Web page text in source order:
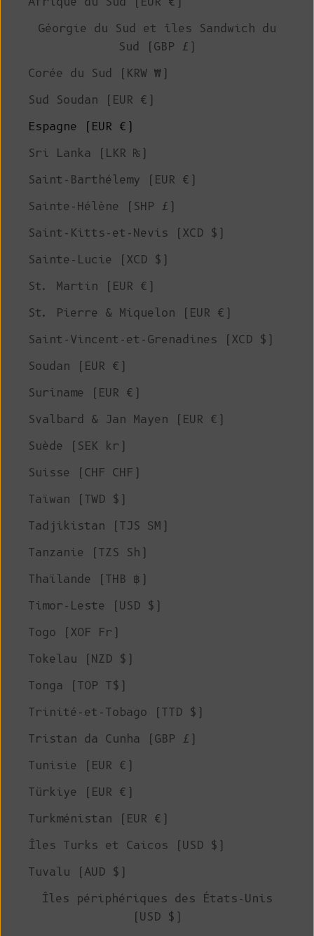
Géorgie du Sud et îles Sandwich du
Sud (GBP £)
Corée du Sud (KRW ₩)
Sud Soudan (EUR €)
Espagne (EUR €)
Sri Lanka (LKR ₨)
Saint-Barthélemy (EUR €)
Sainte-Hélène (SHP £)
Saint-Kitts-et-Nevis (XCD $)
Sainte-Lucie (XCD $)
St. Martin (EUR €)
St. Pierre & Miquelon (EUR €)
Saint-Vincent-et-Grenadines (XCD $)
Soudan (EUR €)
Suriname (EUR €)
Svalbard & Jan Mayen (EUR €)
Suède (SEK kr)
Suisse (CHF CHF)
Taïwan (TWD $)
Tadjikistan (TJS ЅМ)
Tanzanie (TZS Sh)
Thaïlande (THB ฿)
Timor-Leste (USD $)
Togo (XOF Fr)
Tokelau (NZD $)
Tonga (TOP T$)
Trinité-et-Tobago (TTD $)
Tristan da Cunha (GBP £)
Tunisie (EUR €)
Türkiye (EUR €)
Turkménistan (EUR €)
Îles Turks et Caicos (USD $)
Tuvalu (AUD $)
Îles périphériques des États-Unis
(USD $)